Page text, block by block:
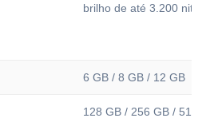
brilho de até 3.200 nits
6 GB / 8 GB / 12 GB
128 GB / 256 GB / 512